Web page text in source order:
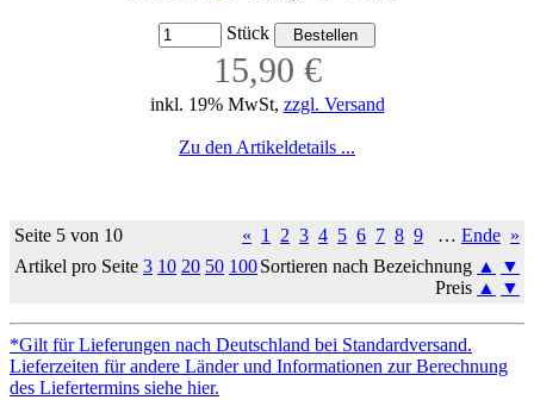
Stück
15,90 €
inkl. 19% MwSt, zzgl. Versand
Zu den Artikeldetails ...
Seite 5 von 10 « 1 2 3 4 5 6 7 8 9 … Ende »
Artikel pro Seite 3 10 20 50 100Sortieren nach Bezeichnung ▲
▼
Preis ▲ ▼
*Gilt für Lieferungen nach Deutschland bei Standardversand.
Lieferzeiten für andere Länder und Informationen zur Berechnung
des Liefertermins siehe hier.